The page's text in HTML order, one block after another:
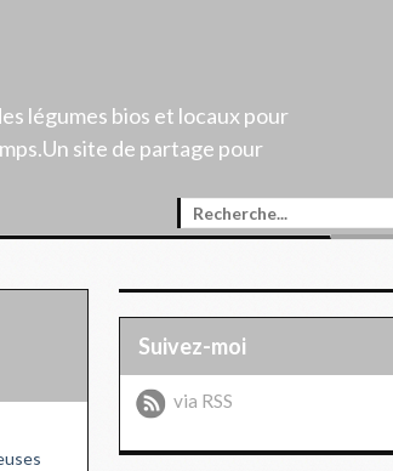
légumes bios et locaux pour
site de partage pour
Suivez-moi
via RSS